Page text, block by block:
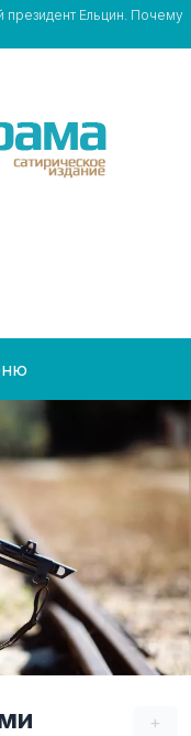
президент Ельцин. Почему
+